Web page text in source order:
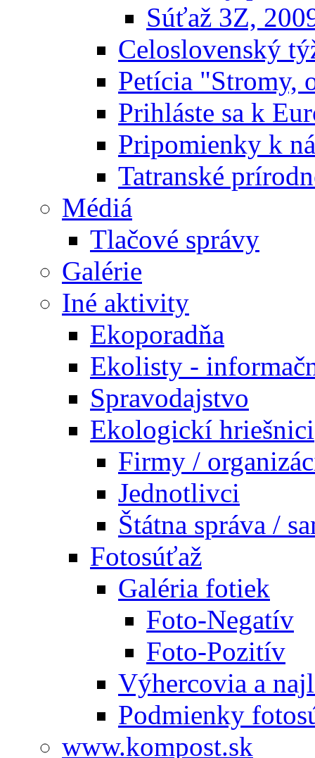
Súťaž 3Z,
Celoslovenský
Petícia "Stromy,
Prihláste sa k
Pripomienky k
Tatranské
Médiá
Tlačové správy
Galérie
Iné aktivity
Ekoporadňa
Ekolisty -
Spravodajstvo
Ekologickí hriešnici
Firmy /
Jednotlivci
Štátna správa /
Fotosúťaž
Galéria fotiek
Foto-Negatív
Foto-Pozitív
Výhercovia a
Podmienky
www.kompost.sk